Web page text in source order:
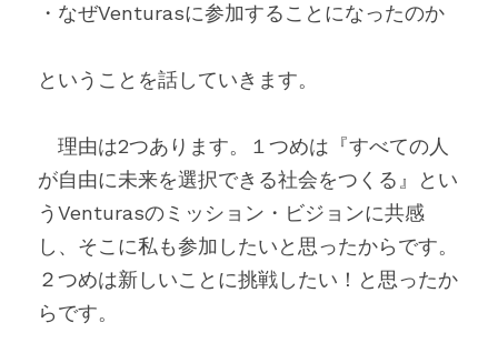
・なぜVenturasに参加することになったのか
ということを話していきます。
理由は2つあります。１つめは『すべての人
が自由に未来を選択できる社会をつくる』とい
うVenturasのミッション・ビジョンに共感
し、そこに私も参加したいと思ったからです。
２つめは新しいことに挑戦したい！と思ったか
らです。